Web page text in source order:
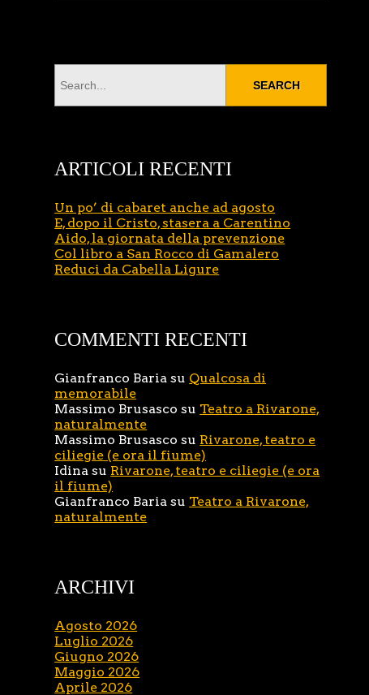
ARTICOLI RECENTI
Un po’ di cabaret anche ad agosto
E, dopo il Cristo, stasera a Carentino
Aido, la giornata della prevenzione
Col libro a San Rocco di Gamalero
Reduci da Cabella Ligure
COMMENTI RECENTI
Gianfranco Baria su Qualcosa di
memorabile
Massimo Brusasco su Teatro a Rivarone,
naturalmente
Massimo Brusasco su Rivarone, teatro e
ciliegie (e ora il fiume)
Idina su Rivarone, teatro e ciliegie (e ora
il fiume)
Gianfranco Baria su Teatro a Rivarone,
naturalmente
ARCHIVI
Agosto 2026
Luglio 2026
Giugno 2026
Maggio 2026
Aprile 2026